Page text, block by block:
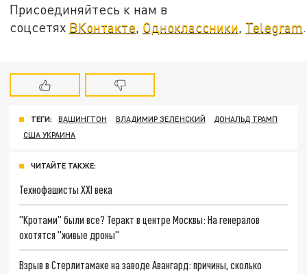
Присоединяйтесь к нам в
соцсетях ВКонтакте, Одноклассники, Telegram.
ТЕГИ: ВАШИНГТОН ВЛАДИМИР ЗЕЛЕНСКИЙ
ДОНАЛЬД ТРАМП
США УКРАИНА
ЧИТАЙТЕ ТАКЖЕ:
Технофашисты XXI века
"Кротами" были все? Теракт в центре Москвы: На генералов
охотятся "живые дроны"
Взрыв в Стерлитамаке на заводе Авангард: причины, сколько